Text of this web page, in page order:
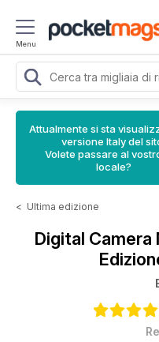
Menu
Attualmente si sta
versione Italy del
Volete passare al
locale?
< Ultima edizione
Digital Camera